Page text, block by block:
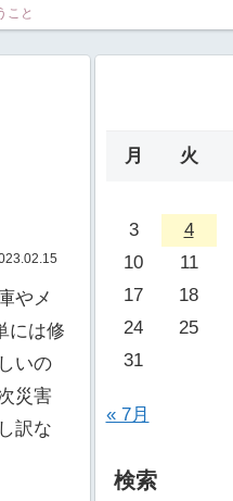
こと
やメ
には修
いの
災害
訳な
月 火
3
4
10
11
17
18
24
25
31
« 7月
検索